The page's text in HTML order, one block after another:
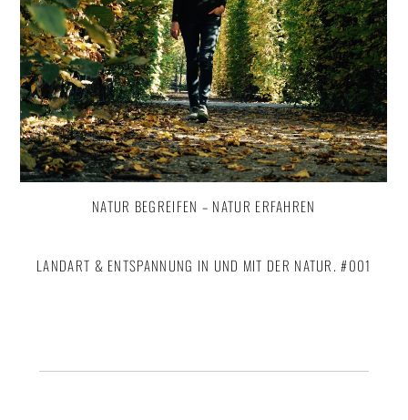
NATUR BEGREIFEN – NATUR ERFAHREN
LANDART & ENTSPANNUNG IN UND MIT DER NATUR. #001